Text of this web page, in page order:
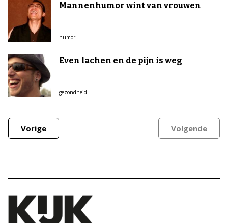
Mannenhumor wint van vrouwen
humor
Even lachen en de pijn is weg
gezondheid
Vorige Volgende